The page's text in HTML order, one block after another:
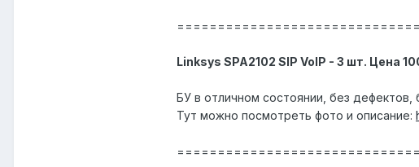
Linksys SPA2102 SIP VoIP - 3 шт. Цена
БУ в отличном состоянии, без дефектов,
Тут можно посмотреть фото и описание: